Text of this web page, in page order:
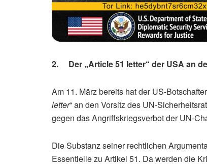
2. Der „Article 51 letter“ der USA an
Am 11. März bereits hat der US-
letter“ an den Vorsitz des UN-
gegen das Angriffskriegsverbot der UN-
Die Substanz seiner rechtlichen
Essentielle zu Artikel 51. Da werden die